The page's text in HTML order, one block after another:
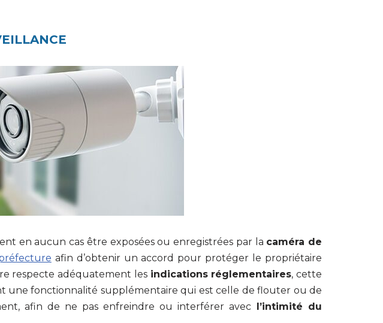
en aucun cas être exposées ou enregistrées par la caméra de
afin d’obtenir un accord pour protéger le propriétaire
respecte adéquatement les indications réglementaires, cette
une fonctionnalité supplémentaire qui est celle de flouter ou de
afin de ne pas enfreindre ou interférer avec l’intimité du